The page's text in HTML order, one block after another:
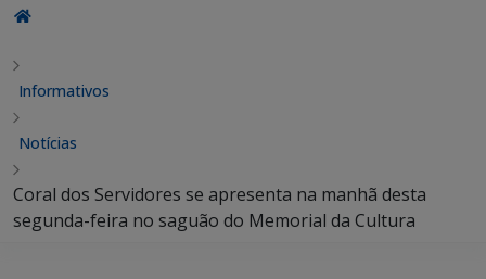
Informativos
Notícias
Coral dos Servidores se apresenta na manhã desta
segunda-feira no saguão do Memorial da Cultura